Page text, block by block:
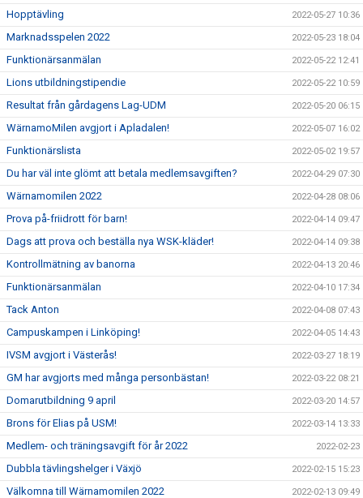
Hopptävling 2022-05-27 10:36
Marknadsspelen 2022 2022-05-23 18:04
Funktionärsanmälan 2022-05-22 12:41
Lions utbildningstipendie 2022-05-22 10:59
Resultat från gårdagens Lag-UDM 2022-05-20 06:15
WärnamoMilen avgjort i Apladalen! 2022-05-07 16:02
Funktionärslista 2022-05-02 19:57
Du har väl inte glömt att betala medlemsavgiften? 2022-04-29 07:30
Wärnamomilen 2022 2022-04-28 08:06
Prova på-friidrott för barn! 2022-04-14 09:47
Dags att prova och beställa nya WSK-kläder! 2022-04-14 09:38
Kontrollmätning av banorna 2022-04-13 20:46
Funktionärsanmälan 2022-04-10 17:34
Tack Anton 2022-04-08 07:43
Campuskampen i Linköping! 2022-04-05 14:43
IVSM avgjort i Västerås! 2022-03-27 18:19
GM har avgjorts med många personbästan! 2022-03-22 08:21
Domarutbildning 9 april 2022-03-20 14:57
Brons för Elias på USM! 2022-03-14 13:33
Medlem- och träningsavgift för år 2022 2022-02-23
Dubbla tävlingshelger i Växjö 2022-02-15 15:23
Välkomna till Wärnamomilen 2022 2022-02-13 09:49